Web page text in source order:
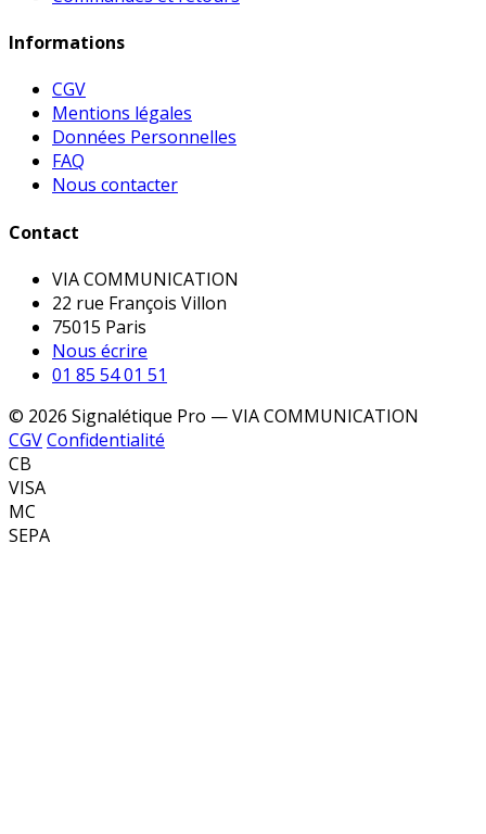
Informations
CGV
Mentions légales
Données Personnelles
FAQ
Nous contacter
Contact
VIA COMMUNICATION
22 rue François Villon
75015 Paris
Nous écrire
01 85 54 01 51
© 2026 Signalétique Pro — VIA COMMUNICATION
CGVConfidentialité
CB
VISA
MC
SEPA